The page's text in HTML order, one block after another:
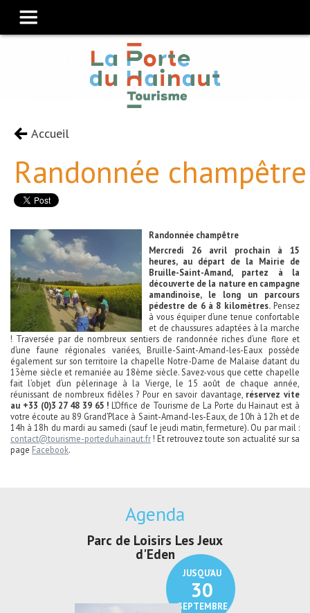
Accueil
Randonnée champêtre
Randonnée champêtre
Mercredi 26 avril prochain à 15
heures, au départ de la Mairie de
Bruille-Saint-Amand, partez à la
découverte de la nature en campagne
amandinoise, le long un parcours
pédestre de 6 à 8 kilomètres.Pensez
à vous équiper d’une tenue confortable
et de chaussures adaptées à la marche
! Traversée par de nombreux sentiers de randonnée riches d’une flore et
d’une faune régionales variées, Bruille-Saint-Amand-les-Eaux possède
également sur son territoire la chapelle Notre-Dame de Malaise datant du
13ème siècle et remaniée au 18ème siècle. Savez-vous que cette chapelle
fait l’objet d’un pèlerinage à la Vierge, le 15 août de chaque année,
réunissant de nombreux fidèles ? Pour en savoir davantage, réservez vite
au +33 (0)3 27 48 39 65 ! L’Office de Tourisme de La Porte du Hainaut est à
votre écoute au 89 Grand’Place à Saint-Amand-les-Eaux, de 10h à 12h et de
14h à 18h du mardi au samedi (sauf le jeudi matin, fermeture). Ou par mail :
contact@tourisme-porteduhainaut.fr ! Et retrouvez toute son actualité sur sa
page Facebook.
Agenda
JUSQU'AU
21
SEPTEMBRE
Exposition "Lucien Jonas -
Au pays du charbon ...